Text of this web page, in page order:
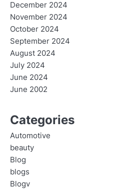
December 2024
November 2024
October 2024
September 2024
August 2024
July 2024
June 2024
June 2002
Categories
Automotive
beauty
Blog
blogs
Blogv